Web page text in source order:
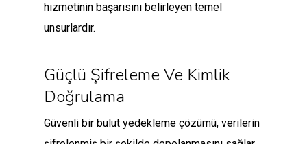
hizmetinin başarısını belirleyen temel
unsurlardır.
Güçlü Şifreleme Ve Kimlik
Doğrulama
Güvenli bir bulut yedekleme çözümü, verilerin